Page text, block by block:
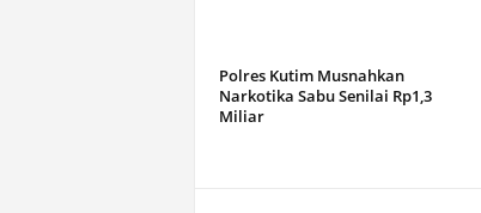
Polres Kutim Musnahkan
Narkotika Sabu Senilai Rp1,3
Miliar